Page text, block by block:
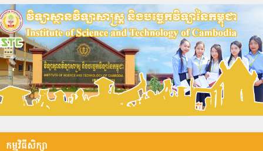
កម្មវិធីសិក្សា